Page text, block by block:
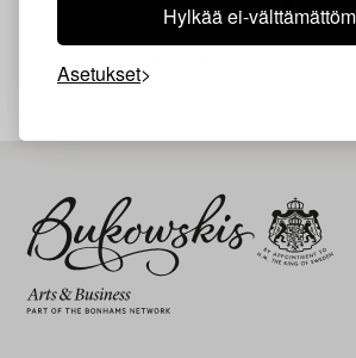
Hylkää ei-
Asetukset
Juuri nyt ei löytynyt hakuasi